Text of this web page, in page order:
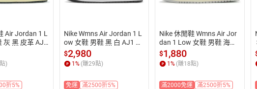
Air Jordan 1 L
灰 黑 皮革 AJ1
012
點)
折5%
Nike Wmns Air Jordan 1 L
ow 女鞋 男鞋 黑 白 AJ1 熊
貓 一代 喬丹 Panda
$2,980
1 % (賺29點)
免運
滿2500折5%
Nike 休閒鞋 Wmns Air Jor
dan 1 Low 女鞋 男鞋 海鹽
灰 奶油底 AJ1 一代 低筒  D
C0774-103
$1,880
1% (賺18點)
滿2000免運
滿2500折5%